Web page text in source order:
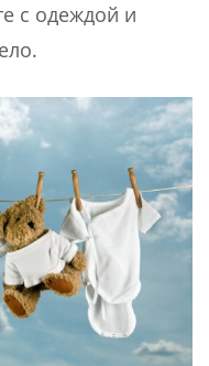
с одеждой и